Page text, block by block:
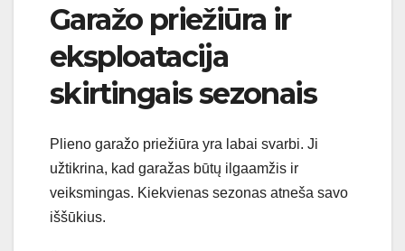
Garažo priežiūra ir
eksploatacija
skirtingais sezonais
Plieno garažo priežiūra yra labai svarbi. Ji
užtikrina, kad garažas būtų ilgaamžis ir
veiksmingas. Kiekvienas sezonas atneša savo
iššūkius.